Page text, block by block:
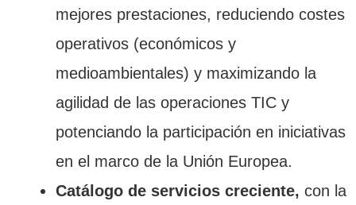
mejores prestaciones, reduciendo costes
operativos (económicos y
medioambientales) y maximizando la
agilidad de las operaciones TIC y
potenciando la participación en iniciativas
en el marco de la Unión Europea.
Catálogo de servicios creciente, con la